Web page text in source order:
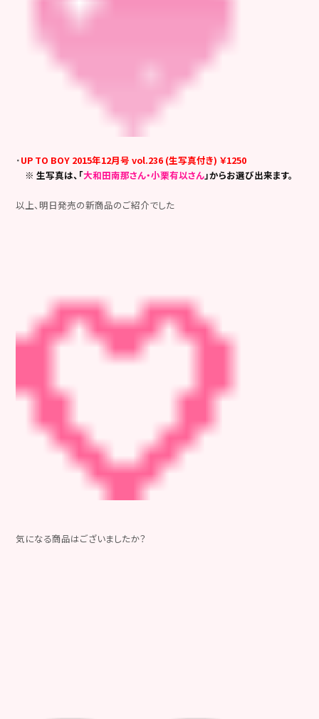
・UP TO BOY 2015年12月号 vol.236 (生写真付き) ￥1250
※ 生写真は、「大和田南那さん・小栗有以さん」からお選び出来ます。
以上、明日発売の新商品のご紹介でした
気になる商品はございましたか？